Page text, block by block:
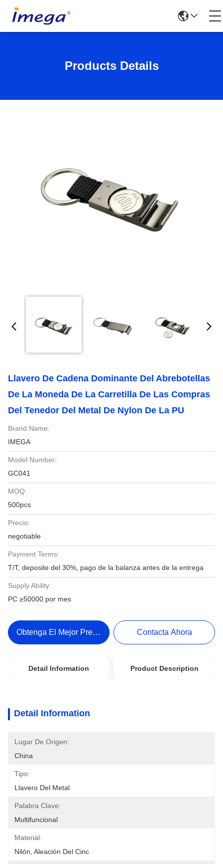
Products Details
Llavero De Cadena Dominante Del Abrebotellas
De La Moneda De La Carretilla De Las Compras
Del Tenedor Del Metal De Nylon De La PU
Brand Name:
IMEGA
Model Number:
GC041
MOQ:
500pcs
Precio:
negotiable
Payment Terms:
T/T, deposite del 30%, pago de la balanza antes de la entrega
Supply Ability:
PC ≥50000 por mes
Obtenga El Mejor Precio Contacta Ahora
Detail Information Product Description
Detail Information
Lugar De Origen:
China
Tipo:
Llavero Del Metal
Palabra Clave:
Multifuncional
Material:
Nilón, Aleación Del Cinc